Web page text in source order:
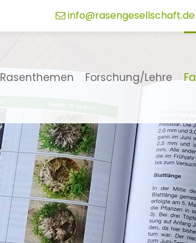
info@rasengesellschaft.de
Rasenthemen Forschung/Lehre